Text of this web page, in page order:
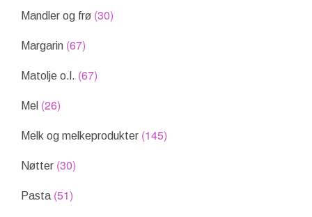
Mandler og frø (30)
Margarin (67)
Matolje o.l. (67)
Mel (26)
Melk og melkeprodukter (145)
Nøtter (30)
Pasta(51)